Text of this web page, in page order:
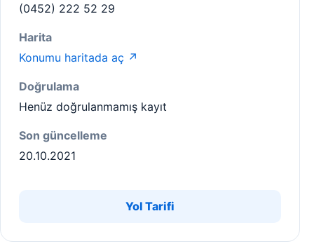
(0452) 222 52 29
Harita
Konumu haritada aç ↗
Doğrulama
Henüz doğrulanmamış kayıt
Son güncelleme
20.10.2021
Yol Tarifi